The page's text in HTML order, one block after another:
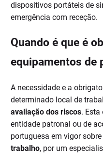
dispositivos portáteis de
emergência com receção.
Quando é que é
equipamentos de
A necessidade e a
determinado local de
avaliação dos riscos. Esta
entidade patronal ou de
portuguesa em vigor
trabalho, por um